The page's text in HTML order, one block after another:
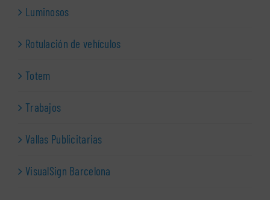
Luminosos
Rotulación de vehículos
Totem
Trabajos
Vallas Publicitarias
VisualSign Barcelona